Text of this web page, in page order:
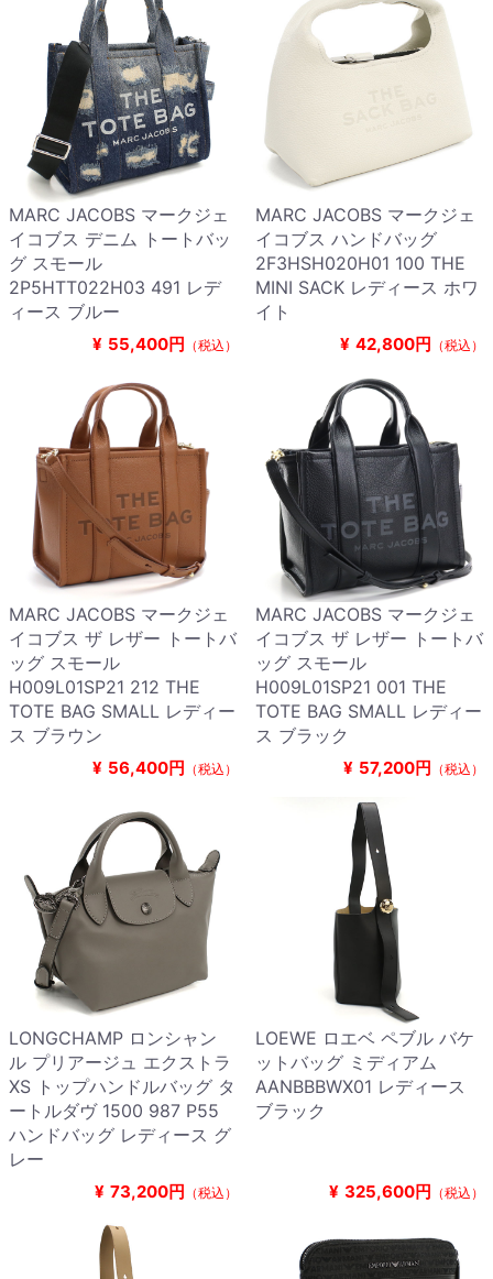
MARC JACOBS マークジェ
イコブス デニム トートバッ
グ スモール
2P5HTT022H03 491 レデ
ィース ブルー
¥ 55,400円 （税込）
MARC JACOBS マークジェ
イコブス ハンドバッグ
2F3HSH020H01 100 THE
MINI SACK レディース ホワ
イト
¥ 42,800円 （税込）
MARC JACOBS マークジェ
イコブス ザ レザー トートバ
ッグ スモール
H009L01SP21 212 THE
TOTE BAG SMALL レディー
ス ブラウン
¥ 56,400円 （税込）
MARC JACOBS マークジェ
イコブス ザ レザー トートバ
ッグ スモール
H009L01SP21 001 THE
TOTE BAG SMALL レディー
ス ブラック
¥ 57,200円 （税込）
LONGCHAMP ロンシャン
ル プリアージュ エクストラ
XS トップハンドルバッグ タ
ートルダヴ 1500 987 P55
ハンドバッグ レディース グ
レー
¥ 73,200円 （税込）
LOEWE ロエベ ペブル バケ
ットバッグ ミディアム
AANBBBWX01 レディース
ブラック
¥ 325,600円 （税込）